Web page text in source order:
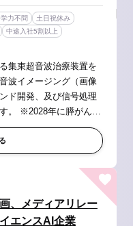
力不問
土日祝休み
中途入社5割以上
集束超音波治療装置を
波イメージング（画像
ド開発、及び信号処理
。 ※2028年に膵がんを
、メディアリレー
エンスAI企業